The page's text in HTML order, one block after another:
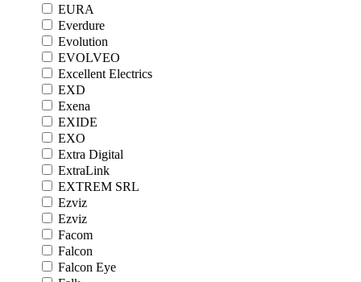
EURA
Everdure
Evolution
EVOLVEO
Excellent Electrics
EXD
Exena
EXIDE
EXO
Extra Digital
ExtraLink
EXTREM SRL
Ezviz
Ezviz
Facom
Falcon
Falcon Eye